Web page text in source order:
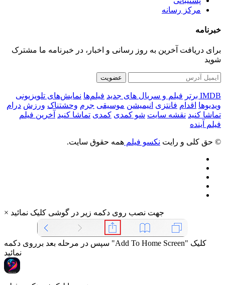
مرکز رسانه
خبرنامه
برای دریافت آخرین به روز رسانی و اخبار، در خبرنامه ما مشترک
شوید
عضویت
IMDB برتر فیلم و سریال های جدید فیلم‌ها نمایش‌های تلویزیونی
ویدیوها اقدام فانتزی انیمیشن موسیقی جرم وحشتناک ورزش درام
تماشا کنید نقشه سایت شو کمدی کمدی تماشا کنید آخرین فیلم
فیلم آینده
© حق کلی و رایت نکسو فیلم همه حقوق سایت.
× جهت نصب روی دکمه زیر در گوشی کلیک نمائید
سپس در مرحله بعد برروی دکمه "Add To Home Screen" کلیک
نمائید